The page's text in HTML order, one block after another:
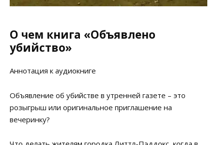
О чем книга «Объявлено
убийство»
Аннотация к аудиокниге
Объявление об убийстве в утренней газете – это
розыгрыш или оригинальное приглашение на
вечеринку?